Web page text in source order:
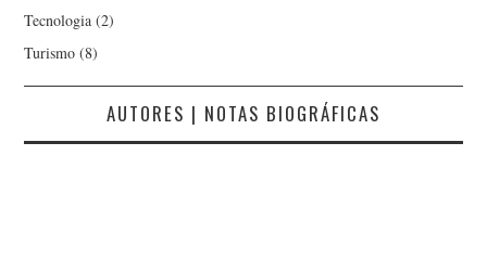
Tecnologia (2)
Turismo (8)
AUTORES | NOTAS BIOGRÁFICAS